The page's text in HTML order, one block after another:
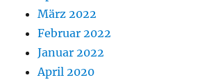
März 2022
Februar 2022
Januar 2022
April 2020